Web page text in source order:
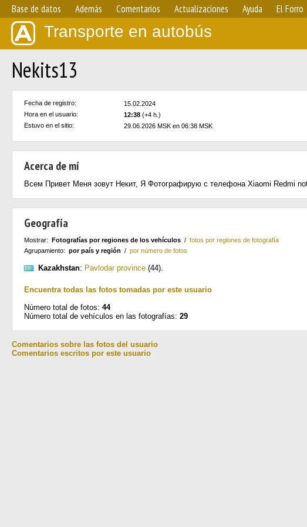
Base de datos Además Comentarios Actualizaciones Ayuda El Forro
Transporte en autobús
Nekits13
Fecha de registro:
15.02.2024
Hora en el usuario:
12:38 (+4 h.)
Estuvo en el sitio:
29.06.2026 MSK en 06:38 MSK
Acerca de mí
Всем Привет Меня зовут Некит, Я Фотографирую с телефона Xiaomi Redmi
Geografía
Mostrar: Fotografías por regiones de los vehículos / fotos por regiones de fotografía
Agrupamiento: por país y región / por número de fotos
Kazakhstan: Pavlodar province (44).
Encuentra todas las fotos tomadas por este usuario
Número total de fotos: 44
Número total de vehículos en las fotografías: 29
Comentarios sobre las fotos del usuario
Comentarios escritos por este usuario